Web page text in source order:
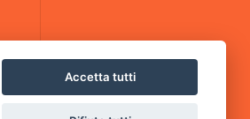
Accetta tutti